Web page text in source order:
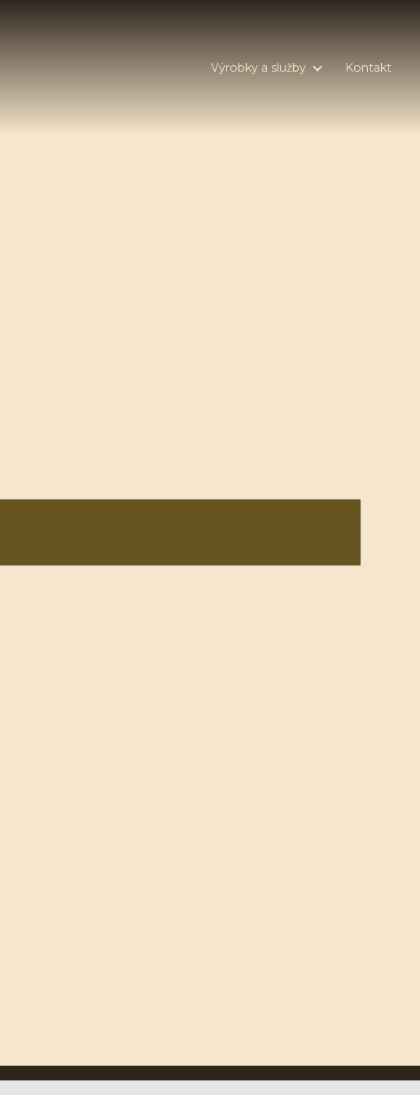
Výrobky a služby Kontakt